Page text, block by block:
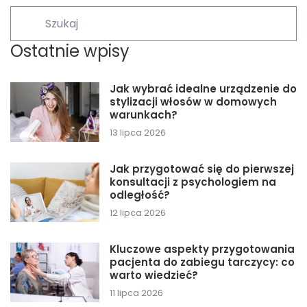
Ostatnie wpisy
Jak wybrać idealne urządzenie do
stylizacji włosów w domowych
warunkach?
13 lipca 2026
Jak przygotować się do pierwszej
konsultacji z psychologiem na
odległość?
12 lipca 2026
Kluczowe aspekty przygotowania
pacjenta do zabiegu tarczycy: co
warto wiedzieć?
11 lipca 2026